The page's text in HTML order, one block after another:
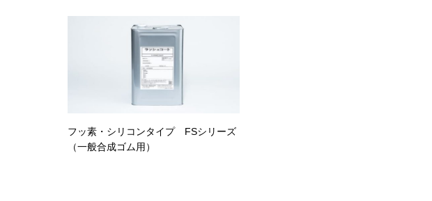
フッ素・シリコンタイプ FSシリーズ
（一般合成ゴム用）